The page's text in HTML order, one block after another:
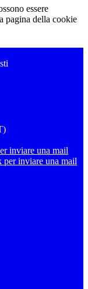
essere
pagina della cookie
inviare una mail
per inviare una mail